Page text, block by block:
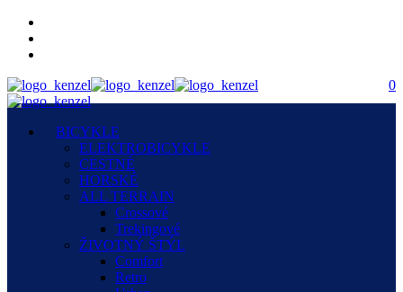
BICYKLE
ELEKTROBICYKLE
CESTNÉ
HORSKÉ
ALL TERRAIN
Crossové
Trekingové
ŽIVOTNÝ ŠTÝL
Comfort
Retro
0